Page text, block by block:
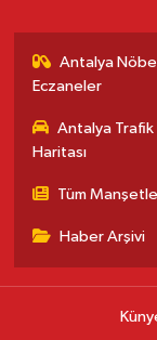
Antalya
Eczaneler
Antalya Trafik
Haritası
Tüm
Haber Arşivi